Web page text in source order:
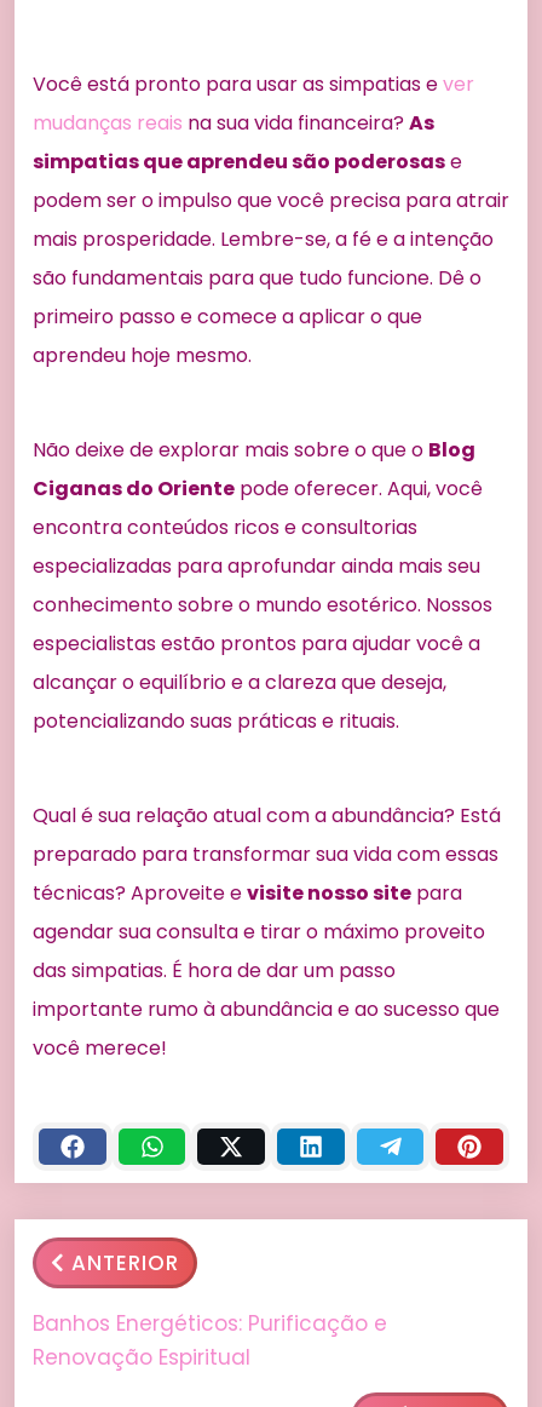
Você está pronto para usar as simpatias ever
mudanças reais na sua vida financeira?As
simpatias que aprendeu são poderosase
podem ser o impulso que você precisa para atrair
mais prosperidade. Lembre-se, a fé e a intenção
são fundamentais para que tudo funcione. Dê o
primeiro passo e comece a aplicar o que
aprendeu hoje mesmo.
Não deixe de explorar mais sobre o que o Blog
Ciganas do Oriente pode oferecer. Aqui, você
encontra conteúdos ricos e consultorias
especializadas para aprofundar ainda mais seu
conhecimento sobre o mundo esotérico. Nossos
especialistas estão prontos para ajudar você a
alcançar o equilíbrio e a clareza que deseja,
potencializando suas práticas e rituais.
Qual é sua relação atual com a abundância? Está
preparado para transformar sua vida com essas
técnicas? Aproveite evisite nosso site para
agendar sua consulta e tirar o máximo proveito
das simpatias. É hora de dar um passo
importante rumo à abundância e ao sucesso que
você merece!
ANTERIOR
Banhos Energéticos: Purificação e
Renovação Espiritual